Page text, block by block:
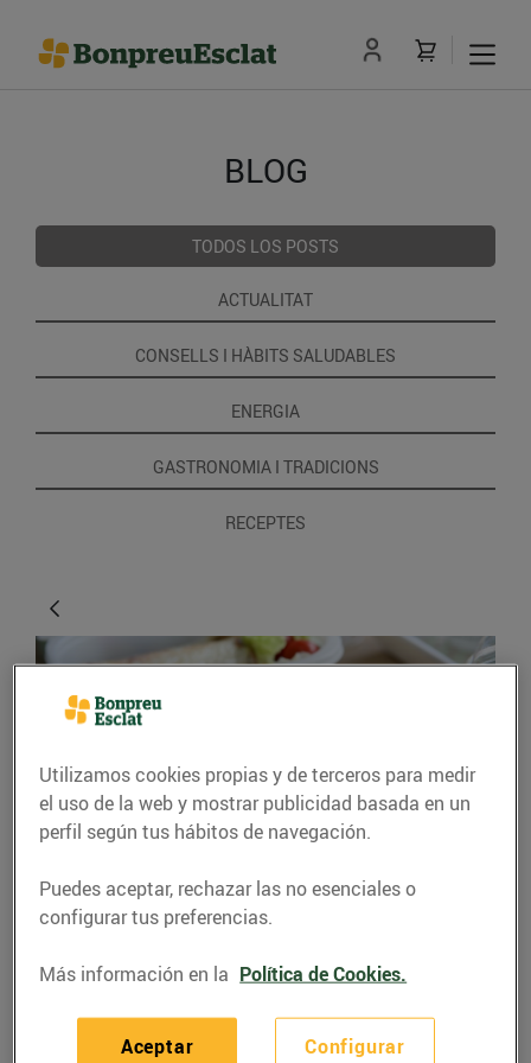
BLOG
TODOS LOS POSTS
ACTUALITAT
CONSELLS I HÀBITS SALUDABLES
ENERGIA
GASTRONOMIA I TRADICIONS
RECEPTES
CONSEJOS Y HÁBITOS SALUDABLES
Et toca dinar fora de
casa?
Utilizamos cookies propias y de terceros para medir
el uso de la web y mostrar publicidad basada en un
perfil según tus hábitos de navegación.
Puedes aceptar, rechazar las no esenciales o
configurar tus preferencias.
Más información en la Política de Cookies.
Configurar
Aceptar